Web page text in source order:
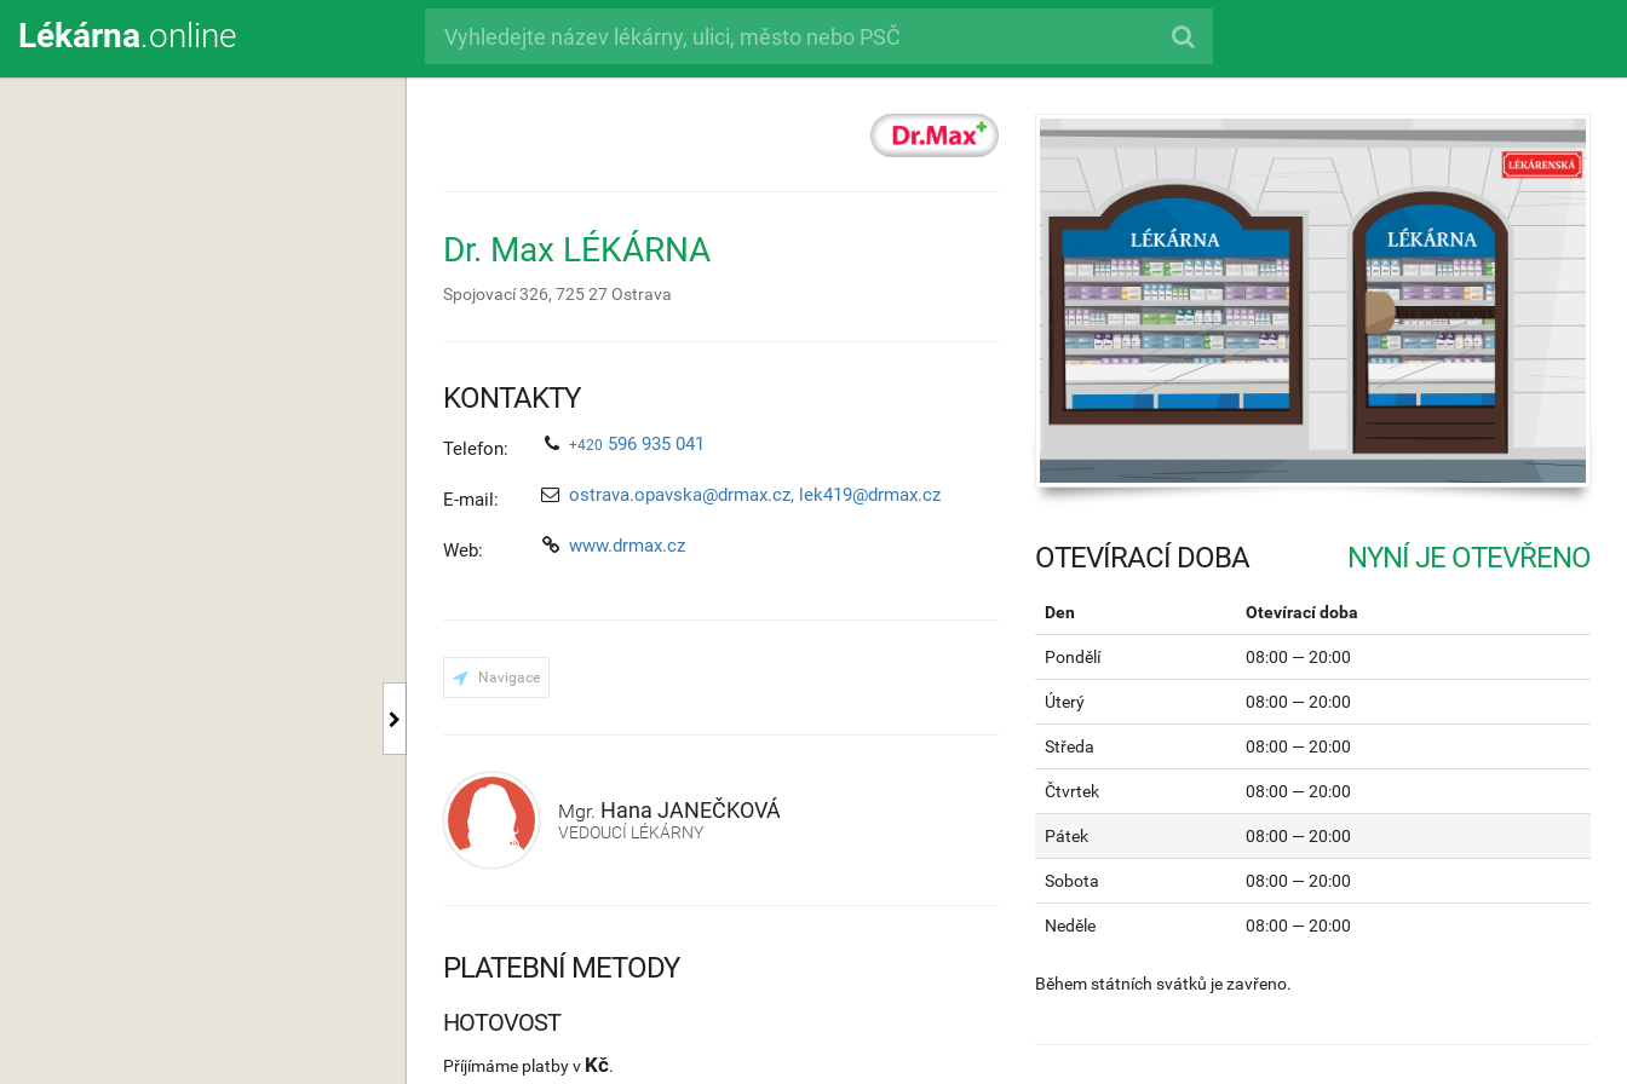
Lékárna.online
Dr. Max LÉKÁRNA
Spojovací 326, 725 27Ostrava
KONTAKTY
Telefon: +420 596 935 041
E-mail: ostrava.opavska@drmax.cz, lek419@drmax.cz
Web: www.drmax.cz
Navigace
Mgr. Hana JANEČKOVÁ
VEDOUCÍ LÉKÁRNY
OTEVÍRACÍ DOBA
Den Otevírací doba
Pondělí 08:00 — 20:00
Úterý 08:00 — 20:00
Středa 08:00 — 20:00
Čtvrtek 08:00 — 20:00
Pátek 08:00 — 20:00
Sobota 08:00 — 20:00
Neděle 08:00 — 20:00
Během státních svátků je zavřeno.
PLATEBNÍ METODY
HOTOVOST
Příjímáme platby v Kč.